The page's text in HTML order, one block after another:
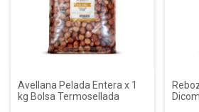
Avellana Pelada Entera x 1
kg Bolsa Termosellada